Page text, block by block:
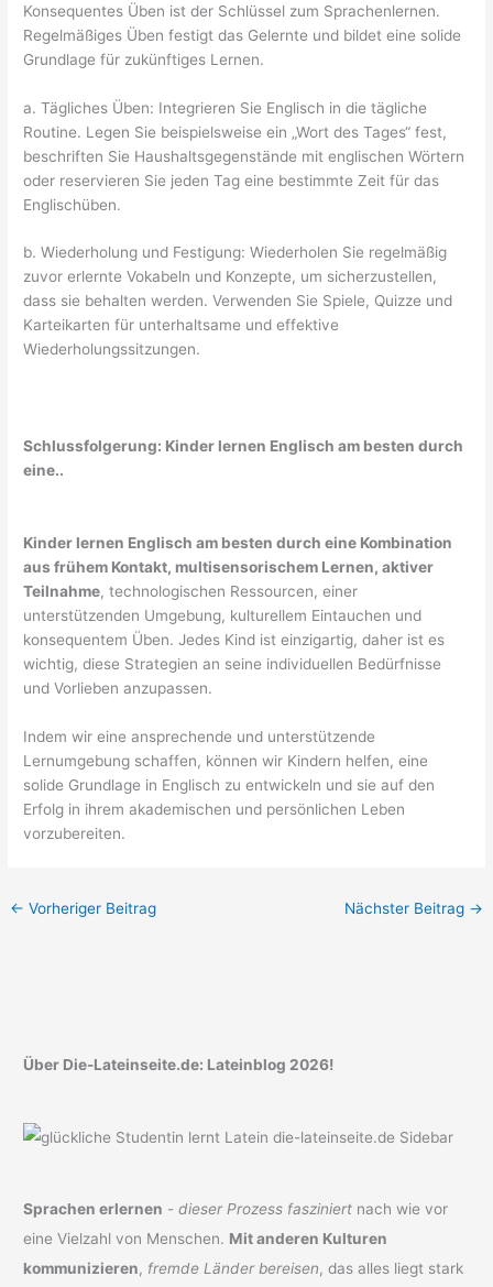
Konsequentes Üben ist der Schlüssel zum Sprachenlernen.
Regelmäßiges Üben festigt das Gelernte und bildet eine solide
Grundlage für zukünftiges Lernen.
a. Tägliches Üben: Integrieren Sie Englisch in die tägliche
Routine. Legen Sie beispielsweise ein „Wort des Tages“ fest,
beschriften Sie Haushaltsgegenstände mit englischen Wörtern
oder reservieren Sie jeden Tag eine bestimmte Zeit für das
Englischüben.
b. Wiederholung und Festigung: Wiederholen Sie regelmäßig
zuvor erlernte Vokabeln und Konzepte, um sicherzustellen,
dass sie behalten werden. Verwenden Sie Spiele, Quizze und
Karteikarten für unterhaltsame und effektive
Wiederholungssitzungen.
Schlussfolgerung: Kinder lernen Englisch am besten durch
eine..
Kinder lernen Englisch am besten durch eine Kombination
aus frühem Kontakt, multisensorischem Lernen, aktiver
Teilnahme, technologischen Ressourcen, einer
unterstützenden Umgebung, kulturellem Eintauchen und
konsequentem Üben. Jedes Kind ist einzigartig, daher ist es
wichtig, diese Strategien an seine individuellen Bedürfnisse
und Vorlieben anzupassen.
Indem wir eine ansprechende und unterstützende
Lernumgebung schaffen, können wir Kindern helfen, eine
solide Grundlage in Englisch zu entwickeln und sie auf den
Erfolg in ihrem akademischen und persönlichen Leben
vorzubereiten.
← Vorheriger Beitrag Nächster Beitrag →
Über Die-Lateinseite.de: Lateinblog 2026!
Sprachen erlernen -dieser Prozess fasziniert nach wie vor
eine Vielzahl von Menschen. Mit anderen Kulturen
kommunizieren, fremde Länder bereisen, das alles liegt stark